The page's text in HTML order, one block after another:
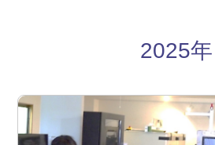
2025年